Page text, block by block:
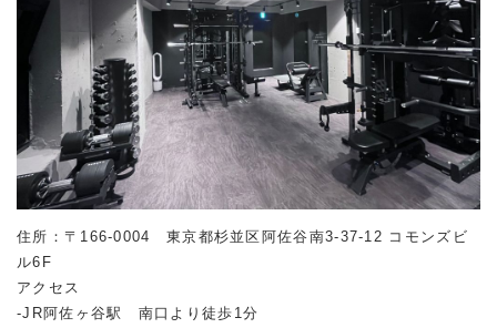
住所：〒166-0004 東京都杉並区阿佐谷南3-37-12 コモンズビ
ル6F
アクセス
-JR阿佐ヶ谷駅 南口より徒歩1分